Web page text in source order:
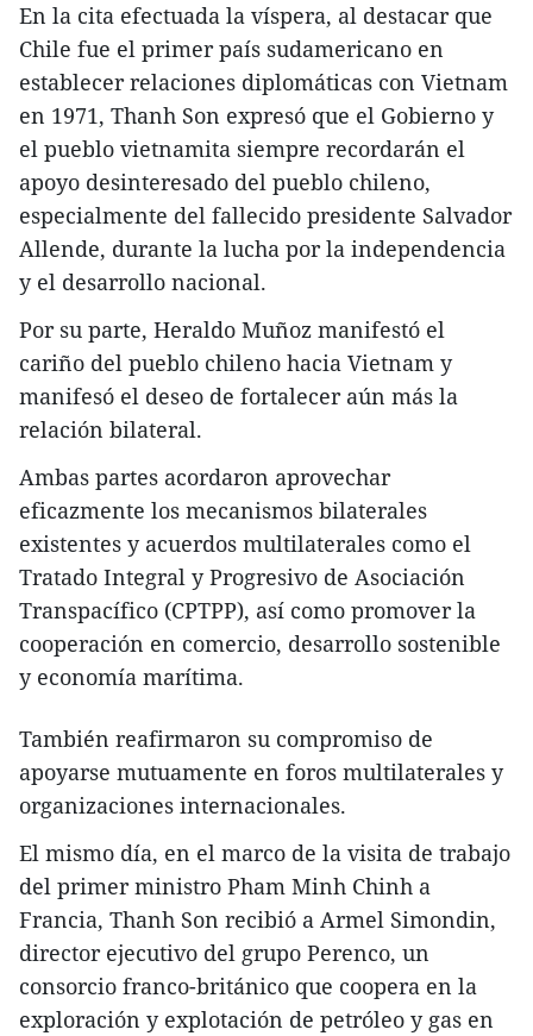
En la cita efectuada la víspera, al destacar que
Chile fue el primer país sudamericano en
establecer relaciones diplomáticas con Vietnam
en 1971, Thanh Son expresó que el Gobierno y
el pueblo vietnamita siempre recordarán el
apoyo desinteresado del pueblo chileno,
especialmente del fallecido presidente Salvador
Allende, durante la lucha por la independencia
y el desarrollo nacional.
Por su parte, Heraldo Muñoz manifestó el
cariño del pueblo chileno hacia Vietnam y
manifesó el deseo de fortalecer aún más la
relación bilateral.
Ambas partes acordaron aprovechar
eficazmente los mecanismos bilaterales
existentes y acuerdos multilaterales como el
Tratado Integral y Progresivo de Asociación
Transpacífico (CPTPP), así como promover la
cooperación en comercio, desarrollo sostenible
y economía marítima.
También reafirmaron su compromiso de
apoyarse mutuamente en foros multilaterales y
organizaciones internacionales.
El mismo día, en el marco de la visita de trabajo
del primer ministro Pham Minh Chinh a
Francia, Thanh Son recibió a Armel Simondin,
director ejecutivo del grupo Perenco, un
consorcio franco-británico que coopera en la
exploración y explotación de petróleo y gas en